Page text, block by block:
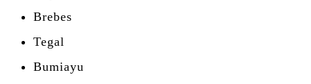
Brebes
Tegal
Bumiayu